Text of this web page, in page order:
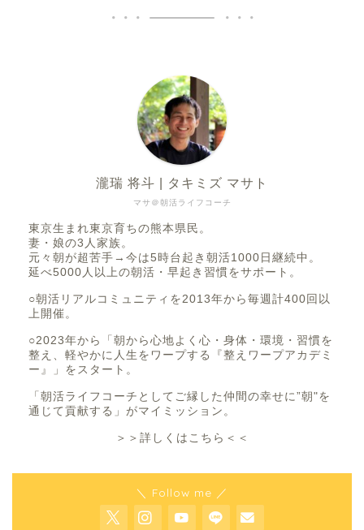
マサ＠朝活ライフコーチ
瀧瑞 将斗 | タキミズ マサト
東京生まれ東京育ちの熊本県民。
妻・娘の3人家族。
元々朝が超苦手→今は5時台起き朝活1000日継続中。
延べ5000人以上の朝活・早起き習慣をサポート。
○朝活リアルコミュニティを2013年から毎週計400回以
上開催。
○2023年から「朝から心地よく心・身体・環境・習慣を
整え、軽やかに人生をワープする『整えワープアカデミ
ー』」をスタート。
「朝活ライフコーチとしてご縁した仲間の幸せに”朝"を
通じて貢献する」がマイミッション。
＞＞詳しくはこちら＜＜
＼ Follow me ／